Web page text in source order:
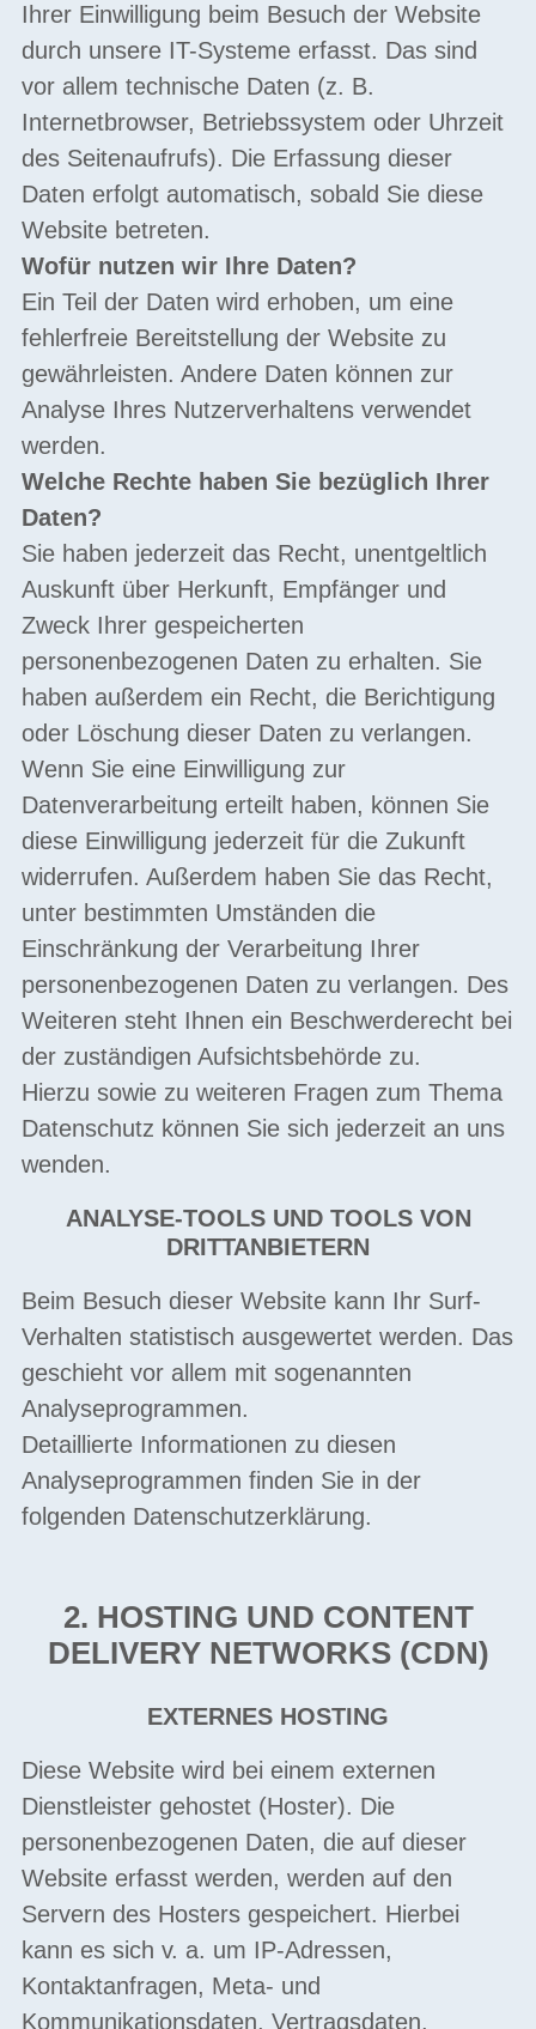
Ihrer Einwilligung beim Besuch der Website
durch unsere IT-Systeme erfasst. Das sind
vor allem technische Daten (z. B.
Internetbrowser, Betriebssystem oder Uhrzeit
des Seitenaufrufs). Die Erfassung dieser
Daten erfolgt automatisch, sobald Sie diese
Website betreten.
Wofür nutzen wir Ihre Daten?
Ein Teil der Daten wird erhoben, um eine
fehlerfreie Bereitstellung der Website zu
gewährleisten. Andere Daten können zur
Analyse Ihres Nutzerverhaltens verwendet
werden.
Welche Rechte haben Sie bezüglich Ihrer
Daten?
Sie haben jederzeit das Recht, unentgeltlich
Auskunft über Herkunft, Empfänger und
Zweck Ihrer gespeicherten
personenbezogenen Daten zu erhalten. Sie
haben außerdem ein Recht, die Berichtigung
oder Löschung dieser Daten zu verlangen.
Wenn Sie eine Einwilligung zur
Datenverarbeitung erteilt haben, können Sie
diese Einwilligung jederzeit für die Zukunft
widerrufen. Außerdem haben Sie das Recht,
unter bestimmten Umständen die
Einschränkung der Verarbeitung Ihrer
personenbezogenen Daten zu verlangen. Des
Weiteren steht Ihnen ein Beschwerderecht bei
der zuständigen Aufsichtsbehörde zu.
Hierzu sowie zu weiteren Fragen zum Thema
Datenschutz können Sie sich jederzeit an uns
wenden.
ANALYSE-TOOLS UND TOOLS VON
DRITTANBIETERN
Beim Besuch dieser Website kann Ihr Surf-
Verhalten statistisch ausgewertet werden. Das
geschieht vor allem mit sogenannten
Analyseprogrammen.
Detaillierte Informationen zu diesen
Analyseprogrammen finden Sie in der
folgenden Datenschutzerklärung.
2. HOSTING UND CONTENT
DELIVERY NETWORKS (CDN)
EXTERNES HOSTING
Diese Website wird bei einem externen
Dienstleister gehostet (Hoster). Die
personenbezogenen Daten, die auf dieser
Website erfasst werden, werden auf den
Servern des Hosters gespeichert. Hierbei
kann es sich v. a. um IP-Adressen,
Kontaktanfragen, Meta- und
Kommunikationsdaten, Vertragsdaten,